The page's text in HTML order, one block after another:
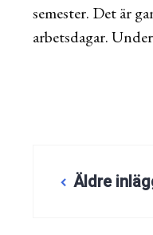
semester. Det är
arbetsdagar.
Äldre